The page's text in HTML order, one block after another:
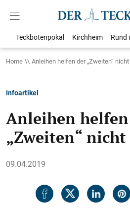
Teckbotenpokal Kirchheim Rund
Home Anleihen helfen der „Zweiten“ nicht
Infoartikel
Anleihen
„Zweiten“ nicht
09.04.2019